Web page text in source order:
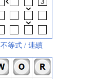
不等式 / 連續